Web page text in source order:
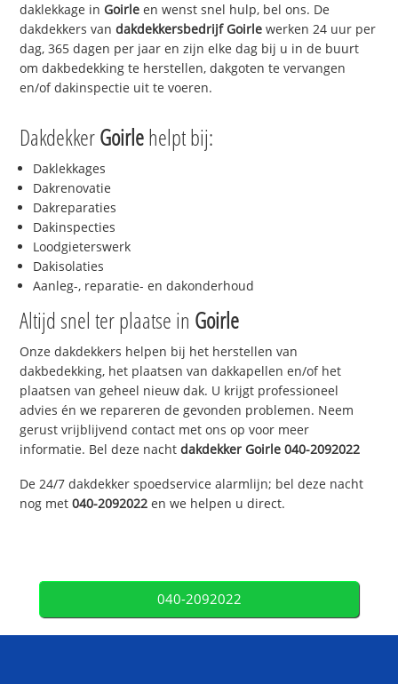
daklekkage in Goirle en wenst snel hulp, bel ons. De
dakdekkers vandakdekkersbedrijf Goirle werken 24 uur per
dag, 365 dagen per jaar en zijn elke dag bij u in de buurt
om dakbedekking te herstellen, dakgoten te vervangen
en/of dakinspectie uit te voeren.
DakdekkerGoirlehelpt bij:
Daklekkages
Dakrenovatie
Dakreparaties
Dakinspecties
Loodgieterswerk
Dakisolaties
Aanleg-, reparatie- en dakonderhoud
Altijd snel ter plaatse in Goirle
Onze dakdekkers helpen bij het herstellen van
dakbedekking, het plaatsen van dakkapellen en/of het
plaatsen van geheel nieuw dak. U krijgt professioneel
advies én we repareren de gevonden problemen. Neem
gerust vrijblijvend contact met ons op voor meer
informatie. Bel deze nachtdakdekker Goirle 040-2092022
De 24/7 dakdekker spoedservice alarmlijn; bel deze nacht
nog met040-2092022 en we helpen u direct.
040-2092022